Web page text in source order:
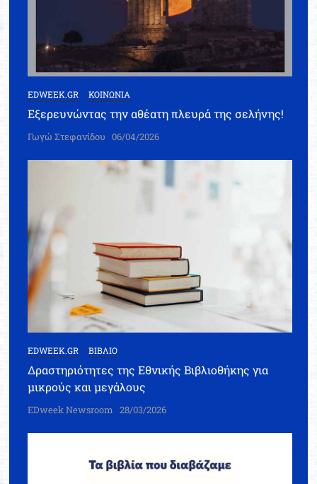
EDWEEK.GR ΚΟΙΝΩΝΙΑ
Εξερευνώντας την αθέατη πλευρά της σελήνης!
Γωγώ Στεφανίδου 06/04/2026
EDWEEK.GR ΒΙΒΛΙΟ
Δραστηριότητες της Εθνικής Βιβλιοθήκης για
μικρούς και μεγάλους
EDweek Newsroom 28/03/2026